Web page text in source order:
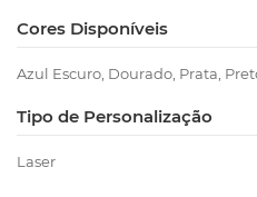
Cores Disponíveis
Azul Escuro, Dourado, Prata,
Tipo de Personalização
Laser